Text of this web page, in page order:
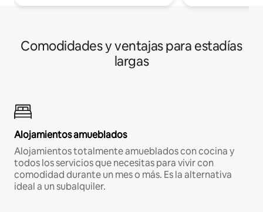
Comodidades y ventajas para estadías
largas
Alojamientos amueblados
Alojamientos totalmente amueblados con cocina y
todos los servicios que necesitas para vivir con
comodidad durante un mes o más. Es la alternativa
ideal a un subalquiler.